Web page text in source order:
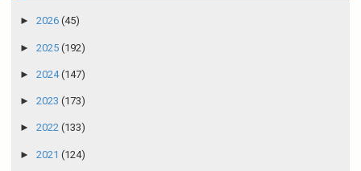
► 2026 (45)
► 2025 (192)
► 2024(147)
► 2023 (173)
► 2022 (133)
► 2021 (124)